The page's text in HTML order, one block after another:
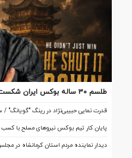
طلسم ۳۰ ساله بوکس ایران
قدرت نمایی حبیبی‌نژاد در رینگ "گویانگ" / سه ملی‌پوش در آستانه تاریخ‌سازی
پایان کار تیم بوکس نیروهای مسلح با کسب
دیدار نماینده مردم استان کرمانشاه در